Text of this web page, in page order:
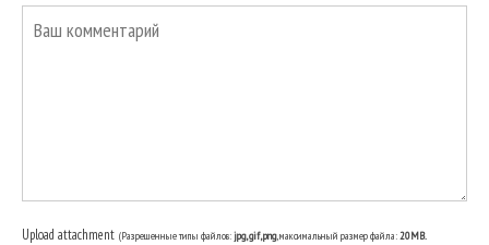
Upload attachment (Разрешенные типы файлов:jpg, gif, png, максимальный размер файла:20MB.